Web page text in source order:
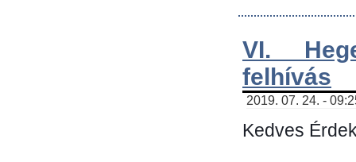
VI.
felhívás
2019. 07. 24. -
Kedves